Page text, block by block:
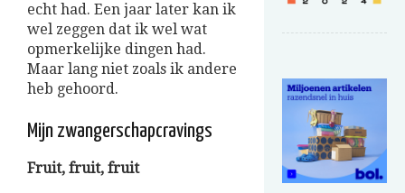
echt had. Een jaar later kan ik
wel zeggen dat ik wel wat
opmerkelijke dingen had.
Maar lang niet zoals ik andere
heb gehoord.
Mijn zwangerschapcravings
Fruit, fruit, fruit